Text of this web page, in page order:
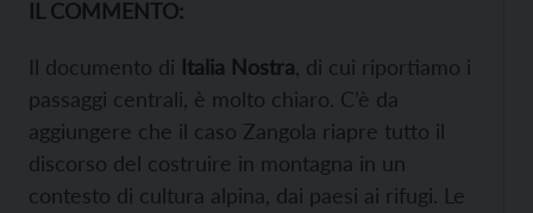
IL COMMENTO:
Il documento di Italia Nostra, di cui riportiamo i
passaggi centrali, è molto chiaro. C’è da
aggiungere che il caso Zangola riapre tutto il
discorso del costruire in montagna in un
contesto di cultura alpina, dai paesi ai rifugi. Le